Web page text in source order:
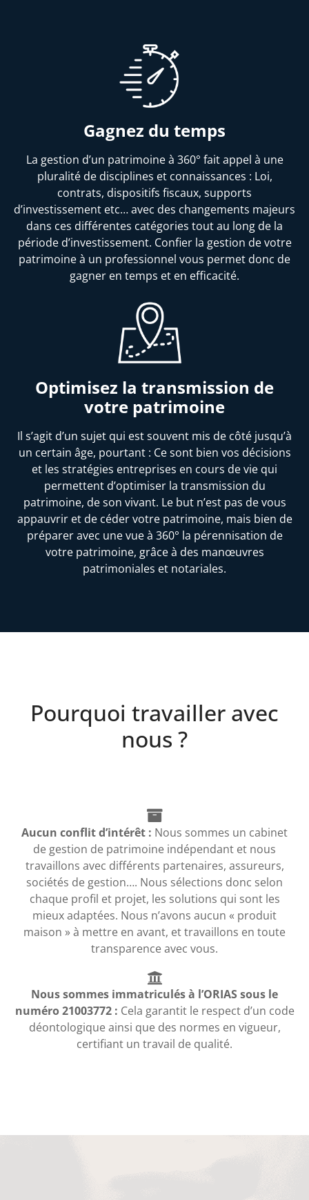
Gagnez du temps
La gestion d’un patrimoine à 360° fait appel à une
pluralité de disciplines et connaissances : Loi,
contrats, dispositifs fiscaux, supports
d’investissement etc… avec des changements majeurs
dans ces différentes catégories tout au long de la
période d’investissement. Confier la gestion de votre
patrimoine à un professionnel vous permet donc de
gagner en temps et en efficacité.
Optimisez la transmission de
votre patrimoine
Il s’agit d’un sujet qui est souvent mis de côté jusqu’à
un certain âge, pourtant : Ce sont bien vos décisions
et les stratégies entreprises en cours de vie qui
permettent d’optimiser la transmission du
patrimoine, de son vivant. Le but n’est pas de vous
appauvrir et de céder votre patrimoine, mais bien de
préparer avec une vue à 360° la pérennisation de
votre patrimoine, grâce à des manœuvres
patrimoniales et notariales.
Pourquoi travailler avec
nous ?
Aucun conflit d’intérêt : Nous sommes un cabinet
de gestion de patrimoine indépendant et nous
travaillons avec différents partenaires, assureurs,
sociétés de gestion…. Nous sélections donc selon
chaque profil et projet, les solutions qui sont les
mieux adaptées. Nous n’avons aucun « produit
maison » à mettre en avant, et travaillons en toute
transparence avec vous.
Nous sommes immatriculés à l’ORIAS sous le
numéro 21003772 : Cela garantit le respect d’un code
déontologique ainsi que des normes en vigueur,
certifiant un travail de qualité.